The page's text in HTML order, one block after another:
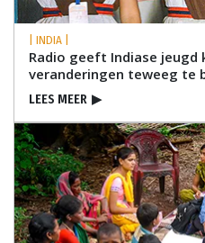
| INDIA |
Radio geeft Indiase jeugd
veranderingen teweeg te
LEES MEER ▶